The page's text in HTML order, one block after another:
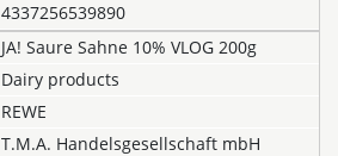
4337256539890
JA! Saure Sahne 10% VLOG 200g
Dairy products
REWE
T.M.A. Handelsgesellschaft mbH